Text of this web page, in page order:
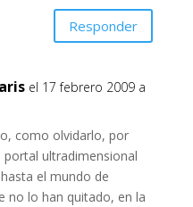
Responder
el 17 febrero 2009 a
como olvidarlo, por
ultradimensional
el mundo de
no lo han quitado, en la